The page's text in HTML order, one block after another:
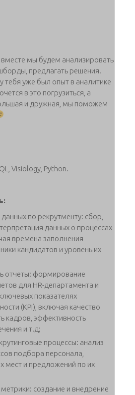
вместе мы будем анализировать
предлагать решения.
тебя уже был опыт в аналитике
в это погрузиться, а
и дружная, мы поможем
Visiology, Python.
по рекрутменту: сбор,
данных о процессах
времена заполнения
кандидатов и уровень их
отчеты: формирование
для HR-департамента и
показателях
(KPI), включая качество
кадров, эффективность
и т.д;
процессы: анализ
подбора персонала,
мест и предложений по их
создание и внедрение